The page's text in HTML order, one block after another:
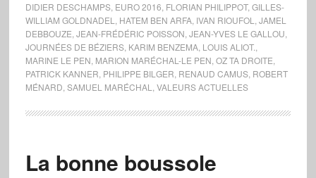
DIDIER DESCHAMPS, EURO 2016 FLORIAN PHILIPPOT, GILLES-
WILLIAM GOLDNADEL
HATEM BEN ARFA, IVAN RIOUFOL
JAMEL
DEBBOUZE JEAN-FRÉDÉRIC POISSON JEAN-YVES LE GALLOU
JOURNÉES DE BÉZIERS, KARIM BENZEMA, LOUIS ALIOT.
MARINE LE PEN MARION MARÉCHAL-LE PEN OZ TA DROITE
PATRICK KANNER PHILIPPE BILGER RENAUD CAMUS, ROBERT
MÉNARD SAMUEL MARÉCHAL VALEURS ACTUELLES
La bonne boussole